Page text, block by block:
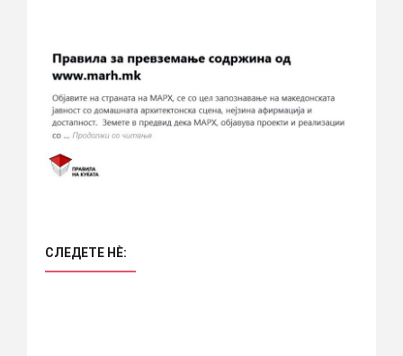
СЛЕДЕТЕ НÈ: